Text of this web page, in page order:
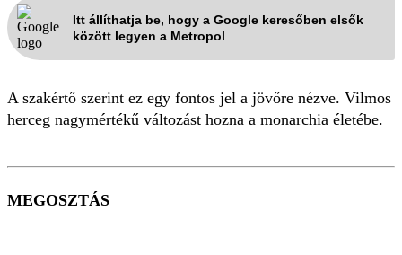
Itt állíthatja be, hogy a Google keresőben elsők
között legyen a Metropol
A szakértő szerint ez egy fontos jel a jövőre nézve. Vilmos
herceg nagymértékű változást hozna a monarchia életébe.
MEGOSZTÁS